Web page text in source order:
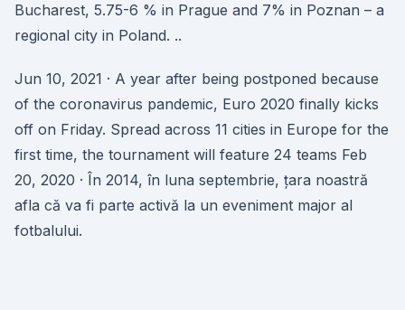
Bucharest, 5.75-6 % in Prague and 7% in Poznan – a
regional city in Poland. ..
Jun 10, 2021 · A year after being postponed because
of the coronavirus pandemic, Euro 2020 finally kicks
off on Friday. Spread across 11 cities in Europe for the
first time, the tournament will feature 24 teams Feb
20, 2020 · În 2014, în luna septembrie, țara noastră
afla că va fi parte activă la un eveniment major al
fotbalului.